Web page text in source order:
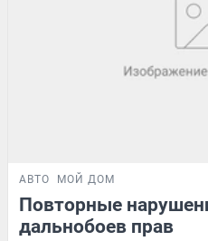
АВТО МОЙ ДОМ
Повторные
дальнобоев прав